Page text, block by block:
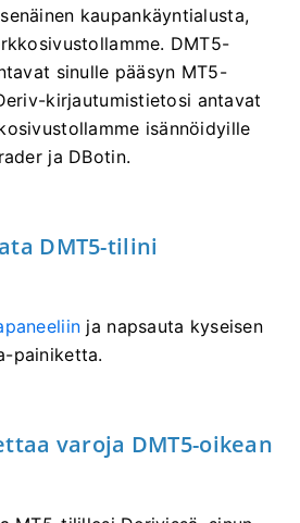
kaupankäyntialusta,
DMT5-
sinulle pääsyn MT5-
kirjautumistietosi antavat
isännöidyille
ja DBotin.
DMT5-tilini
ja napsauta kyseisen
painiketta.
varoja DMT5-oikean